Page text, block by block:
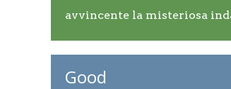
avvincente la misteriosa
Good